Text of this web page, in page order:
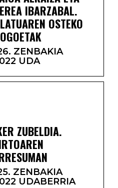
IBARZABAL.
OSTEKO
ZENBAKIA
UDA
ZUBELDIA.
ZENBAKIA
UDABERRIA